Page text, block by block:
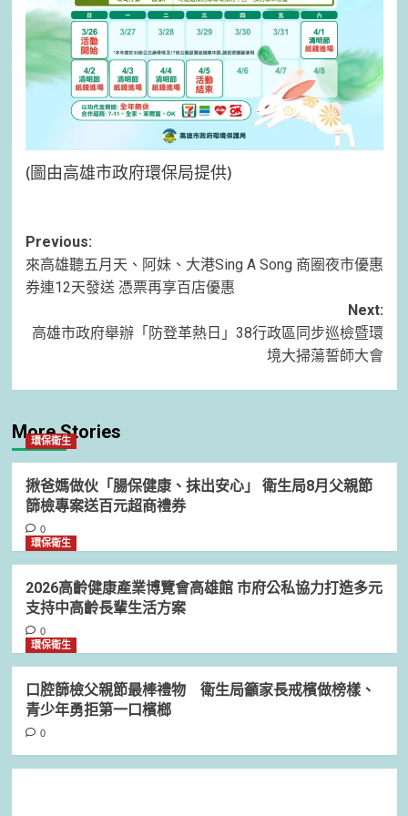
(圖由高雄市政府環保局提供)
Post
navigation
Previous:
來高雄聽五月天、阿妹、大港Sing A Song 商圈夜市優惠
券連12天發送 憑票再享百店優惠
Next:
高雄市政府舉辦「防登革熱日」38行政區同步巡檢暨環
境大掃蕩誓師大會
More Stories
環保衛生
揪爸媽做伙「腸保健康、抹出安心」 衛生局8月父親節
篩檢專案送百元超商禮券
0
環保衛生
2026高齡健康產業博覽會高雄館 市府公私協力打造多元
支持中高齡長輩生活方案
0
環保衛生
口腔篩檢父親節最棒禮物 衛生局籲家長戒檳做榜樣、
青少年勇拒第一口檳榔
0